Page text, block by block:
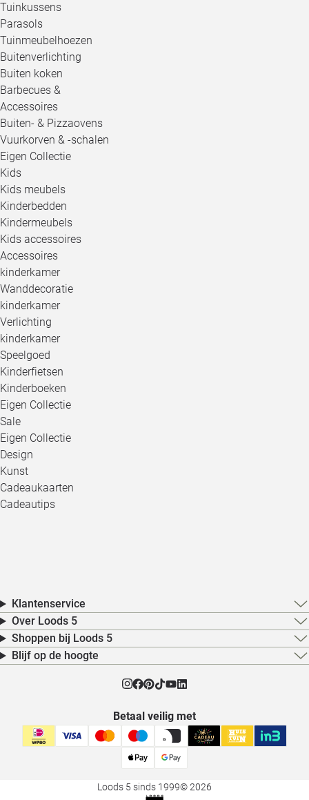
Tuinkussens
Parasols
Tuinmeubelhoezen
Buitenverlichting
Buiten koken
Barbecues &
Accessoires
Buiten- & Pizzaovens
Vuurkorven & -schalen
Eigen Collectie
Kids
Kids meubels
Kinderbedden
Kindermeubels
Kids accessoires
Accessoires
kinderkamer
Wanddecoratie
kinderkamer
Verlichting
kinderkamer
Speelgoed
Kinderfietsen
Kinderboeken
Eigen Collectie
Sale
Eigen Collectie
Design
Kunst
Cadeaukaarten
Cadeautips
Klantenservice
Over Loods 5
Shoppen bij Loods 5
Blijf op de hoogte
Betaal veilig met
Loods 5 sinds 1999© 2026